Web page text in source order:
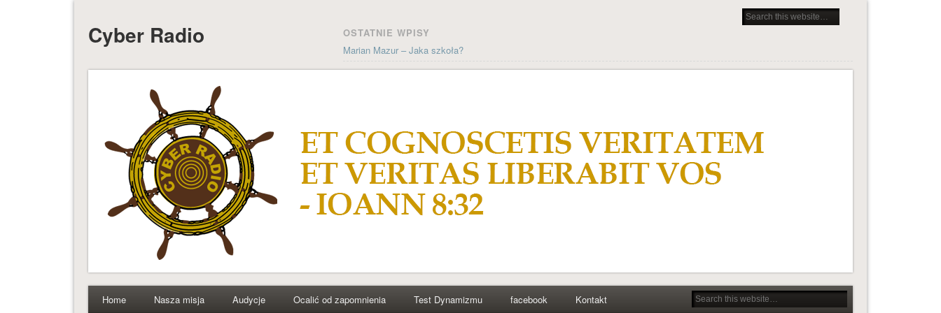
Cyber Radio
OSTATNIE WPISY
Marian Mazur – Jaka szkoła?
Jolanta Wilsz – Możliwości stwarzane przez psychocybernetykę w procesach pedagogicznych
Wielkanoc A.D. MMXIX
ARCHIWA
styczeń 2022
październik 2021
styczeń 2021
październik 2018
Home Nasza misja Audycje Ocalić od zapomnienia Test Dynamizmu facebook Kontakt